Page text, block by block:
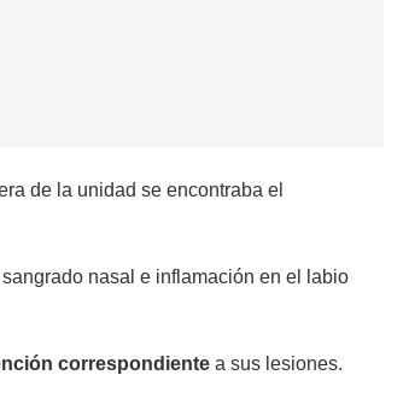
de la unidad se encontraba el
nasal e inflamación en el labio
correspondiente a sus lesiones.